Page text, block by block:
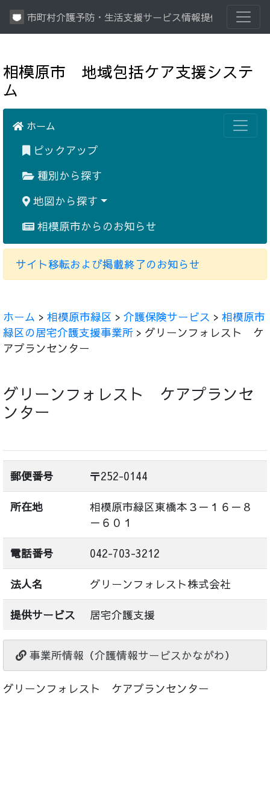
市町村介護予防・生活支援サービス情報提供システム
相模原市 地域包括ケア支援システ
ム
ホーム
ピックアップ
種別から探す
地図から探す
相模原市からのお知らせ
サイト移転および掲載終了のお知らせ
ホーム > 相模原市緑区 > 介護保険サービス > 相模原市
緑区の居宅介護支援事業所 > グリーンフォレスト ケ
アプランセンター
グリーンフォレスト ケアプランセ
ンター
郵便番号 〒252-0144
所在地
相模原市緑区東橋本３－１６－８
－６０１
電話番号 042-703-3212
法人名 グリーンフォレスト株式会社
提供サービス 居宅介護支援
事業所情報（介護情報サービスかながわ）
グリーンフォレスト ケアプランセンター